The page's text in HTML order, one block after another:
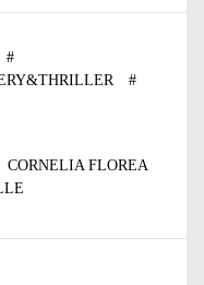
#
#
CORNELIA FLOREA